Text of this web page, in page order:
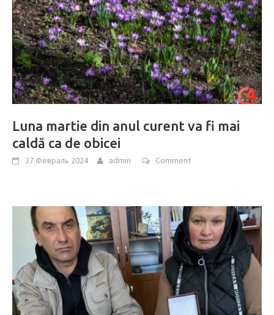
Luna martie din anul curent va fi mai
caldă ca de obicei
27 Февраль 2024 admin Comment